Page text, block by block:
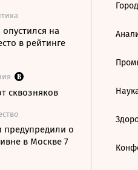
на
в рейтинге
сквозняков
предупредили о
в Москве 7
Город